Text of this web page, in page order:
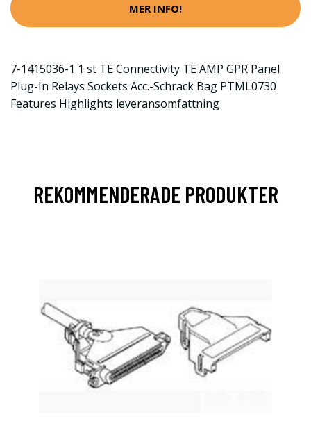
MER INFO!
7-1415036-1 1 st TE Connectivity TE AMP GPR Panel
Plug-In Relays Sockets Acc.-Schrack Bag PTML0730
Features Highlights leveransomfattning
REKOMMENDERADE PRODUKTER